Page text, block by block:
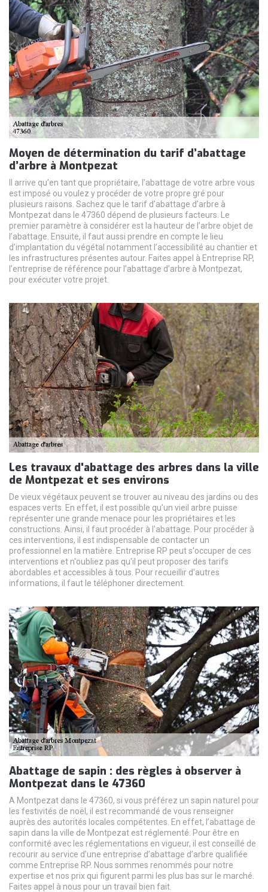
Moyen de détermination du tarif d’abattage
d’arbre à Montpezat
Il arrive qu’en tant que propriétaire, l’abattage de votre arbre vous
est imposé ou voulez y procéder de votre propre gré pour
plusieurs raisons. Sachez que le tarif d’abattage d’arbre à
Montpezat dans le 47360 dépend de plusieurs facteurs. Le
premier paramètre à considérer est la hauteur de l’arbre objet de
l’abattage. Ensuite, il faut aussi prendre en compte le lieu
d’implantation du végétal notamment l’accessibilité au chantier et
les infrastructures présentes autour. Faites appel à Entreprise RP,
l’entreprise de référence pour l’abattage d’arbre à Montpezat,
pour exécuter votre projet.
Les travaux d'abattage des arbres dans la ville
de Montpezat et ses environs
De vieux végétaux peuvent se trouver au niveau des jardins ou des
espaces verts. En effet, il est possible qu'un vieil arbre puisse
représenter une grande menace pour les propriétaires et les
constructions. Ainsi, il faut procéder à l'abattage. Pour procéder à
ces interventions, il est indispensable de contacter un
professionnel en la matière. Entreprise RP peut s'occuper de ces
interventions et n'oubliez pas qu'il peut proposer des tarifs
abordables et accessibles à tous. Pour recueillir d'autres
informations, il faut le téléphoner directement.
Abattage de sapin : des règles à observer à
Montpezat dans le 47360
A Montpezat dans le 47360, si vous préférez un sapin naturel pour
les festivités de noël, il est recommandé de vous renseigner
auprès des autorités locales compétentes. En effet, l’abattage de
sapin dans la ville de Montpezat est réglementé. Pour être en
conformité avec les réglementations en vigueur, il est conseillé de
recourir au service d’une entreprise d’abattage d’arbre qualifiée
comme Entreprise RP. Nous sommes renommés pour notre
expertise et nos prix qui figurent parmi les plus bas sur le marché.
Faites appel à nous pour un travail bien fait.